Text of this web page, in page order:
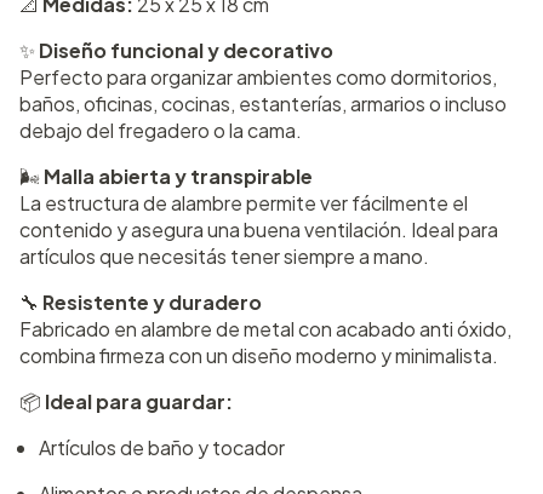
✨ Diseño funcional y decorativo
Perfecto para organizar ambientes como dormitorios,
baños, oficinas, cocinas, estanterías, armarios o incluso
debajo del fregadero o la cama.
🌬️Malla abierta y transpirable
La estructura de alambre permite ver fácilmente el
contenido y asegura una buena ventilación. Ideal para
artículos que necesitás tener siempre a mano.
🔧 Resistente y duradero
Fabricado en alambre de metal con acabado anti óxido,
combina firmeza con un diseño moderno y minimalista.
📦 Ideal para guardar:
Artículos de baño y tocador